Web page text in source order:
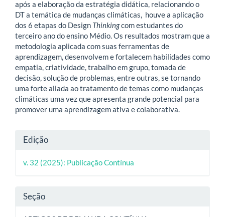
após a elaboração da estratégia didática, relacionando o
DT a temática de mudanças climáticas, houve a aplicação
dos 6 etapas do Design Thinkingcom estudantes do
terceiro ano do ensino Médio. Os resultados mostram que a
metodologia aplicada com suas ferramentas de
aprendizagem, desenvolvem e fortalecem habilidades como
empatia, criatividade, trabalho em grupo, tomada de
decisão, solução de problemas, entre outras, se tornando
uma forte aliada ao tratamento de temas como mudanças
climáticas uma vez que apresenta grande potencial para
promover uma aprendizagem ativa e colaborativa.
Detalhes
do
artigo
Edição
v. 32 (2025): Publicação Contínua
Seção